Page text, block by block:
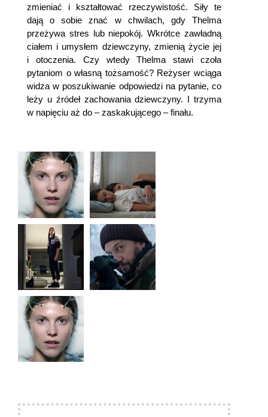
zmieniać i kształtować rzeczywistość. Siły te
dają o sobie znać w chwilach, gdy Thelma
przeżywa stres lub niepokój. Wkrótce zawładną
ciałem i umysłem dziewczyny, zmienią życie jej
i otoczenia. Czy wtedy Thelma stawi czoła
pytaniom o własną tożsamość? Reżyser wciąga
widza w poszukiwanie odpowiedzi na pytanie, co
leży u źródeł zachowania dziewczyny. I trzyma
w napięciu aż do – zaskakującego – finału.